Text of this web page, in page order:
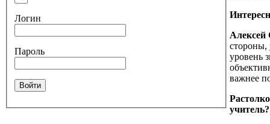
Логин
Пароль
Войти
Алексей
стороны,
уровень
важнее
учитель?